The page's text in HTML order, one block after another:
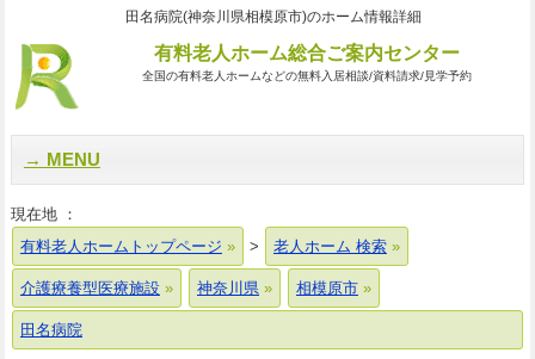
田名病院(神奈川県相模原市)のホーム情報詳細
有料老人ホーム総合ご案内センター
全国の有料老人ホームなどの無料入居相談/資料請求/見学予約
MENU
現在地 ：
有料老人ホームトップページ
> 老人ホーム 検索
介護療養型医療施設 神奈川県 相模原市
田名病院